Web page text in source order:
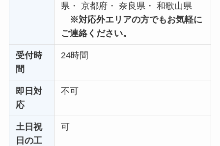
県・ 京都府・ 奈良県・ 和歌山県
※対応外エリアの方でもお気軽に
ご連絡ください。
受付時
間
24時間
即日対
応
不可
土日祝
日の工
可